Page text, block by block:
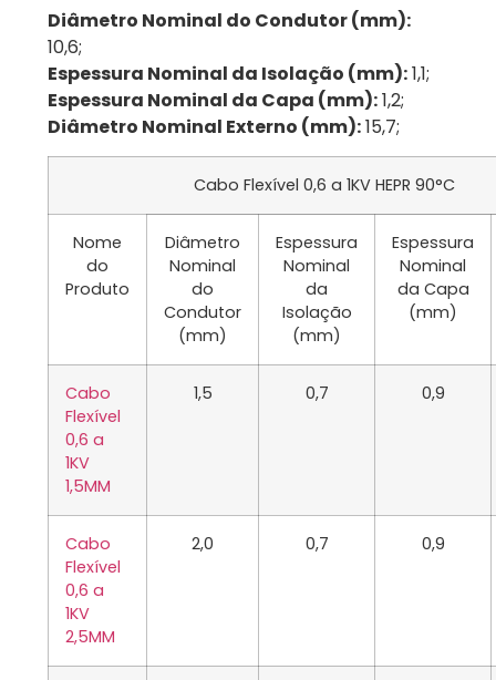
Diâmetro Nominal do Condutor (mm):
10,6;
Espessura Nominal da Isolação (mm):1,1;
Espessura Nominal da Capa (mm):1,2;
Diâmetro Nominal Externo (mm):15,7;
Cabo Flexível 0,6 a 1KV HEPR 90°C
Nome
do
Produto
Diâmetro
Nominal
do
Condutor
(mm)
Espessura
Nominal
da
Isolação
(mm)
Espessura
Nominal
da Capa
(mm)
Cabo
Flexível
0,6 a
1KV
1,5MM
1,5 0,7 0,9
Cabo
Flexível
0,6 a
1KV
2,5MM
2,0 0,7 0,9